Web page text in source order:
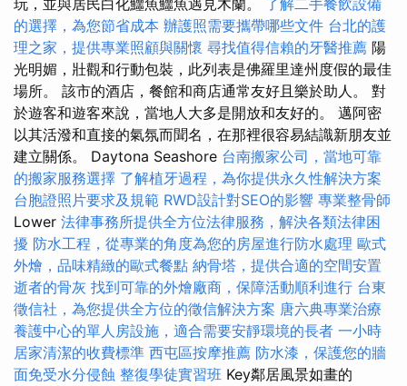
玩，並與居民白化鱷魚鱷魚遇見木蘭。 了解二手餐飲設備
的選擇，為您節省成本 辦護照需要攜帶哪些文件 台北的護
理之家，提供專業照顧與關懷 尋找值得信賴的牙醫推薦 陽
光明媚，壯觀和行動包裝，此列表是佛羅里達州度假的最佳
場所。 該市的酒店，餐館和商店通常友好且樂於助人。 對
於遊客和遊客來說，當地人大多是開放和友好的。 邁阿密
以其活潑和直接的氣氛而聞名，在那裡很容易結識新朋友並
建立關係。 Daytona Seashore 台南搬家公司，當地可靠
的搬家服務選擇 了解植牙過程，為你提供永久性解決方案
台胞證照片要求及規範 RWD設計對SEO的影響 專業整骨師
Lower 法律事務所提供全方位法律服務，解決各類法律困
擾 防水工程，從專業的角度為您的房屋進行防水處理 歐式
外燴，品味精緻的歐式餐點 納骨塔，提供合適的空間安置
逝者的骨灰 找到可靠的外燴廠商，保障活動順利進行 台東
徵信社，為您提供全方位的徵信解決方案 唐六典專業治療
養護中心的單人房設施，適合需要安靜環境的長者 一小時
居家清潔的收費標準 西屯區按摩推薦 防水漆，保護您的牆
面免受水分侵蝕 整復學徒實習班 Key鄰居風景如畫的